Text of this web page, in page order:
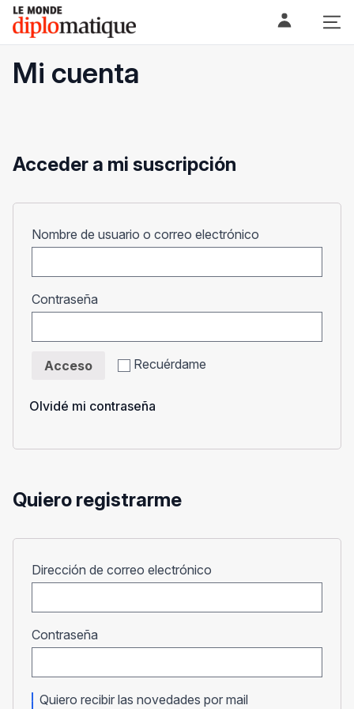
Skip
content
Le monde diplomatique
Mi cuenta
Acceder a mi suscripción
Nombre de usuario o correo electrónico
Contraseña
Recuérdame
Acceso
Olvidé mi contraseña
Quiero registrarme
Dirección de correo electrónico
Contraseña
Quiero recibir las novedades por mail